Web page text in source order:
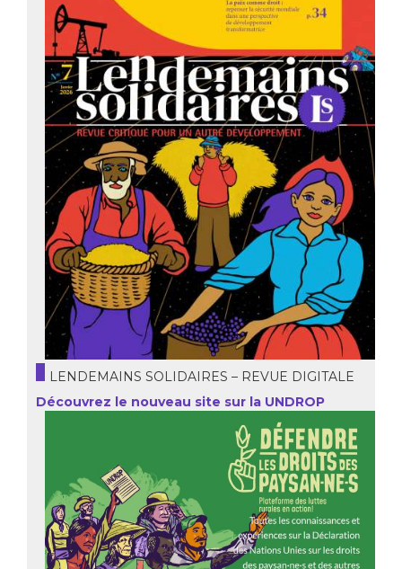
LENDEMAINS SOLIDAIRES – REVUE DIGITALE
Découvrez le nouveau site sur la UNDROP